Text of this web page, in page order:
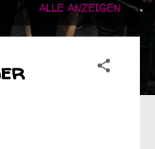
ALLE ANZEIGEN